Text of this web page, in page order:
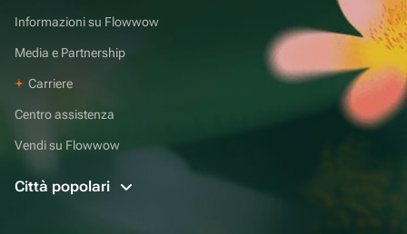
Informazioni su Flowwow
Media e Partnership
Carriere
Centro assistenza
Vendi su Flowwow
Città popolari